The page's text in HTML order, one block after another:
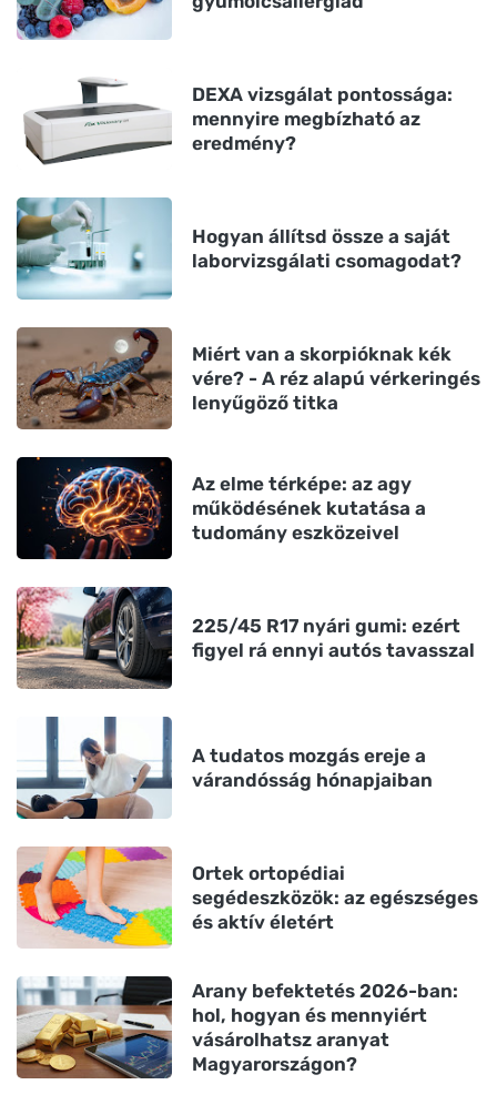
DEXA vizsgálat pontossága:
mennyire megbízható az
eredmény?
Hogyan állítsd össze a saját
laborvizsgálati csomagodat?
Miért van a skorpióknak kék
vére? - A réz alapú vérkeringés
lenyűgöző titka
Az elme térképe: az agy
működésének kutatása a
tudomány eszközeivel
225/45 R17 nyári gumi: ezért
figyel rá ennyi autós tavasszal
A tudatos mozgás ereje a
várandósság hónapjaiban
Ortek ortopédiai
segédeszközök: az egészséges
és aktív életért
Arany befektetés 2026-ban:
hol, hogyan és mennyiért
vásárolhatsz aranyat
Magyarországon?